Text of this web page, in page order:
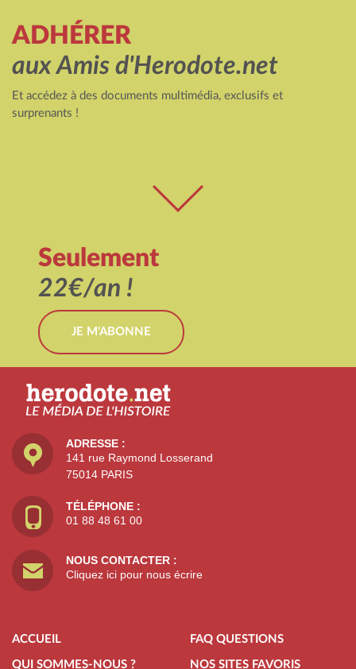
ADHÉRER
aux Amis d'Herodote.net
Et accédez à des documents multimédia, exclusifs et
surprenants !
Seulement
22€/an !
JE M'ABONNE
ADRESSE :
141 rue Raymond Losserand
75014 PARIS
TÉLÉPHONE :
01 88 48 61 00
NOUS CONTACTER :
Cliquez ici pour nous écrire
ACCUEIL
QUI SOMMES-NOUS ?
FAQ QUESTIONS
NOS SITES FAVORIS